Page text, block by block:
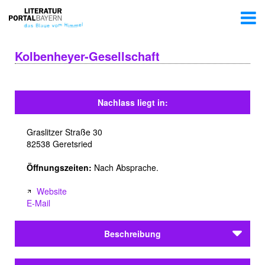
Kolbenheyer-Gesellschaft
Nachlass liegt in:
Graslitzer Straße 30
82538 Geretsried
Öffnungszeiten: Nach Absprache.
Website
E-Mail
Beschreibung